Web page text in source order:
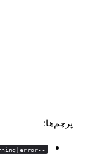
پرچم‌ها:
--severity-min info|warning|error